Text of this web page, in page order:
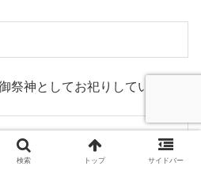
祭神としてお祀りしています。
検索 トップ サイドバー